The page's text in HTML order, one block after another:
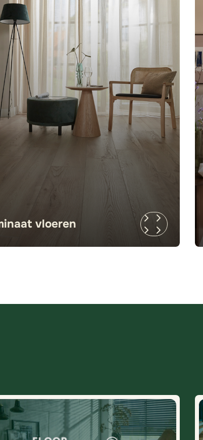
vloeren